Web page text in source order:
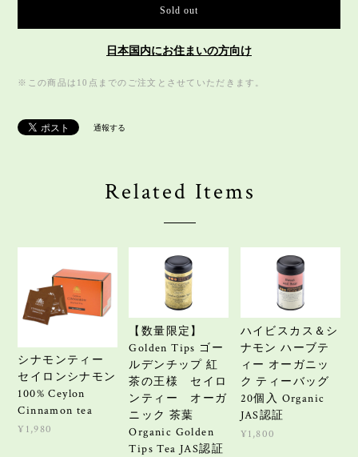
Sold out
日本国内にお住まいの方向け
※この商品は10点までのご注文とさせていただきます。
通報する
Related Items
シナモンティー
セイロンシナモン
100% Ceylon
Cinnamon tea
¥1,980
【数量限定】
Golden Tips ゴー
ルデンチップ 紅
茶の王様 セイロ
ンティー オーガ
ニック 茶葉
Organic Golden
Tips Tea JAS認証
ハイビスカス＆シ
ナモン ハーブテ
ィー オーガニッ
ク ティーバッグ
20個入 Organic
JAS認証
¥1,800